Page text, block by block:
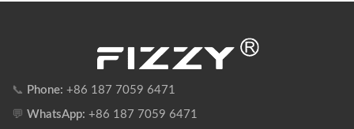
📞 Phone: +86 187 7059 6471
💬 WhatsApp: +86 187 7059 6471